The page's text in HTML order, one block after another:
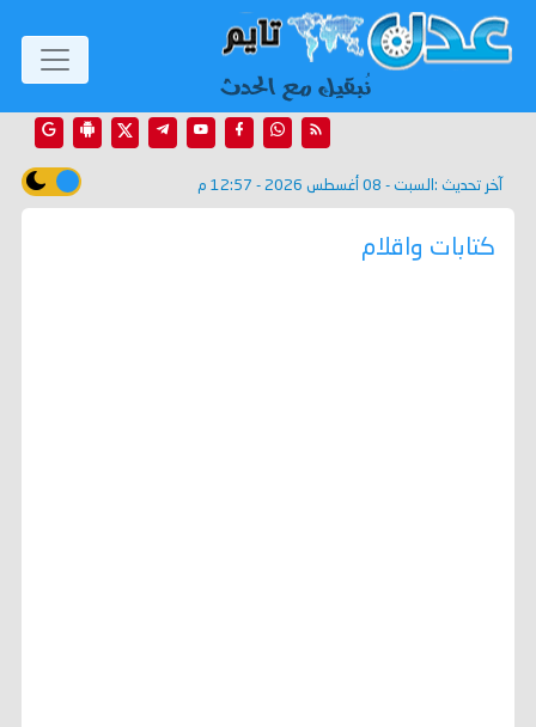
آخر تحديث : السبت - 08 أغسطس 2026 - 12:57 م
كتابات واقلام